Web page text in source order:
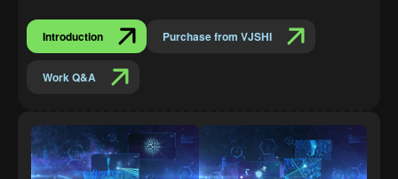
Introduction Purchase from VJSHI
Work Q&A